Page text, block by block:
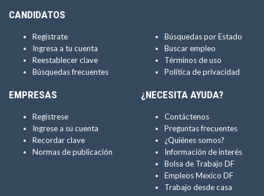
CANDIDATOS
Regístrate
Ingresa a tu cuenta
Reestablecer clave
Búsquedas frecuentes
Búsquedas por Estado
Buscar empleo
Términos de uso
Política de privacidad
EMPRESAS
Regístrese
Ingrese a su cuenta
Recordar clave
Normas de publicación
¿NECESITA AYUDA?
Contáctenos
Preguntas frecuentes
¿Quiénes somos?
Información de interés
Bolsa de Trabajo DF
Empleos Mexico DF
Trabajo desde casa